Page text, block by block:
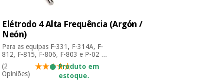
Elétrodo 4 Alta Frequência (Argón /
Neón)
Para as equipas F-331, F-314A, F-
812, F-815, F-806, F-803 e P-02 ...
(2
Opiniões)
Produto em
estoque.